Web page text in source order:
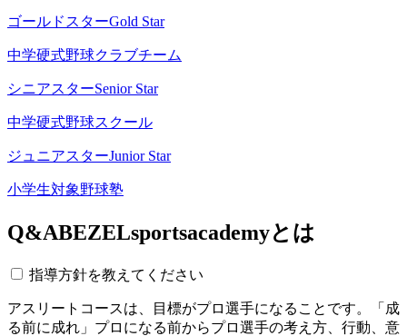
ゴールドスターGold Star
中学硬式野球クラブチーム
シニアスターSenior Star
中学硬式野球スクール
ジュニアスターJunior Star
小学生対象野球塾
Q&ABEZELsportsacademyとは
指導方針を教えてください
アスリートコースは、目標がプロ選手になることです。「成
る前に成れ」プロになる前からプロ選手の考え方、行動、意